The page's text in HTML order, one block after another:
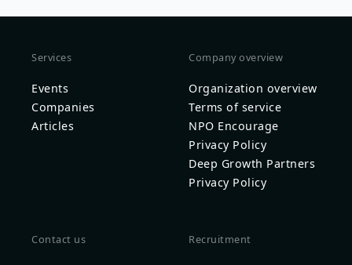
Services
Events
Companies
Articles
Company overview
Organization overview
Terms of service
NPO Encourage
Privacy Policy
Deep Growth Partners
Privacy Policy
Contact us Recruitment